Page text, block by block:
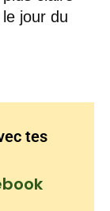
jour du
tes